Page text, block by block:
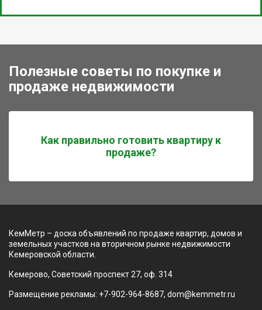
Полезные советы по покупке и
продаже недвижимости
Как правильно готовить квартиру к
продаже?
КемМетр – доска объявлений по продаже квартир, домов и
земельных участков на вторичном рынке недвижимости
Кемеровской области.
Кемерово, Советский проспект 27, оф. 314
Размещение рекламы: +7-902-964-8687, dom@kemmetr.ru